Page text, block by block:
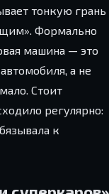
тонкую грань
Формально
машина — это
а не
Стоит
регулярно:
к